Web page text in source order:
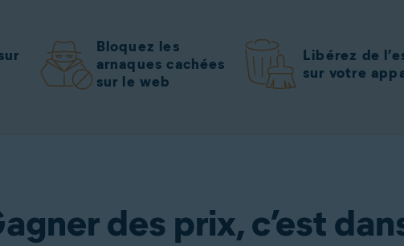
Bloquez les
arnaques cachées
sur le web
Libérez de
sur votre
des prix, c’est